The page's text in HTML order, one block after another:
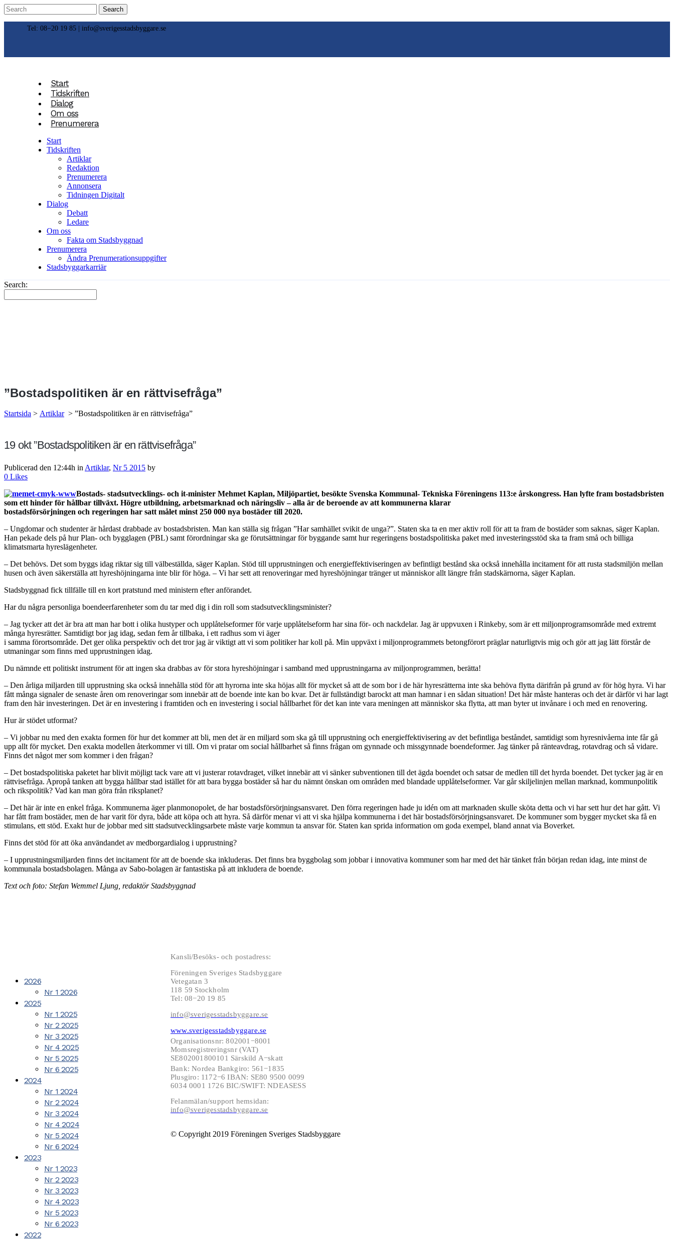
Tel: 08−20 19 85 | info@sverigesstadsbyggare.se
Start
Tidskriften
Dialog
Om oss
Prenumerera
Start
Tidskriften
Artiklar
Redaktion
Prenumerera
Annonsera
Tidningen Digitalt
Dialog
Debatt
Ledare
Om oss
Fakta om Stadsbyggnad
Prenumerera
Ändra Prenumerationsuppgifter
Stadsbyggarkarriär
Search:
”Bostadspolitiken är en rättvisefråga”
Startsida > Artiklar > ”Bostadspolitiken är en rättvisefråga”
19 okt”Bostadspolitiken är en rättvisefråga”
Publicerad den 12:44h in Artiklar, Nr 5 2015 by
0 Likes
Bostads- stadsutvecklings- och it-minister Mehmet Kaplan, Miljöpartiet, besökte Svenska Kommunal- Tekniska Föreningens 113:e årskongress. Han lyfte fram bostadsbristen
som ett hinder för hållbar tillväxt. Högre utbildning, arbetsmarknad och näringsliv – alla är de beroende av att kommunerna klarar
bostadsförsörjningen och regeringen har satt målet minst 250 000 nya bostäder till 2020.
– Ungdomar och studenter är hårdast drabbade av bostadsbristen. Man kan ställa sig frågan ”Har samhället svikit de unga?”. Staten ska ta en mer aktiv roll för att ta fram de bostäder som saknas, säger Kaplan.
Han pekade dels på hur Plan- och bygglagen (PBL) samt förordningar ska ge förutsättningar för byggande samt hur regeringens bostadspolitiska paket med investeringsstöd ska ta fram små och billiga
klimatsmarta hyreslägenheter.
– Det behövs. Det som byggs idag riktar sig till välbeställda, säger Kaplan. Stöd till upprustningen och energieffektiviseringen av befintligt bestånd ska också innehålla incitament för att rusta stadsmiljön mellan
husen och även säkerställa att hyreshöjningarna inte blir för höga. – Vi har sett att renoveringar med hyreshöjningar tränger ut människor allt längre från stadskärnorna, säger Kaplan.
Stadsbyggnad fick tillfälle till en kort pratstund med ministern efter anförandet.
Har du några personliga boendeerfarenheter som du tar med dig i din roll som stadsutvecklingsminister?
– Jag tycker att det är bra att man har bott i olika hustyper och upplåtelseformer för varje upplåtelseform har sina för- och nackdelar. Jag är uppvuxen i Rinkeby, som är ett miljonprogramsområde med extremt
många hyresrätter. Samtidigt bor jag idag, sedan fem år tillbaka, i ett radhus som vi äger
i samma förortsområde. Det ger olika perspektiv och det tror jag är viktigt att vi som politiker har koll på. Min uppväxt i miljonprogrammets betongförort präglar naturligtvis mig och gör att jag lätt förstår de
utmaningar som finns med upprustningen idag.
Du nämnde ett politiskt instrument för att ingen ska drabbas av för stora hyreshöjningar i samband med upprustningarna av miljonprogrammen, berätta!
– Den årliga miljarden till upprustning ska också innehålla stöd för att hyrorna inte ska höjas allt för mycket så att de som bor i de här hyresrätterna inte ska behöva flytta därifrån på grund av för hög hyra. Vi har
fått många signaler de senaste åren om renoveringar som innebär att de boende inte kan bo kvar. Det är fullständigt barockt att man hamnar i en sådan situation! Det här måste hanteras och det är därför vi har lagt
fram den här investeringen. Det är en investering i framtiden och en investering i social hållbarhet för det kan inte vara meningen att människor ska flytta, att man byter ut invånare i och med en renovering.
Hur är stödet utformat?
– Vi jobbar nu med den exakta formen för hur det kommer att bli, men det är en miljard som ska gå till upprustning och energieffektivisering av det befintliga beståndet, samtidigt som hyresnivåerna inte får gå
upp allt för mycket. Den exakta modellen återkommer vi till. Om vi pratar om social hållbarhet så finns frågan om gynnade och missgynnade boendeformer. Jag tänker på ränteavdrag, rotavdrag och så vidare.
Finns det något mer som kommer i den frågan?
– Det bostadspolitiska paketet har blivit möjligt tack vare att vi justerar rotavdraget, vilket innebär att vi sänker subventionen till det ägda boendet och satsar de medlen till det hyrda boendet. Det tycker jag är en
rättvisefråga. Apropå tanken att bygga hållbar stad istället för att bara bygga bostäder så har du nämnt önskan om områden med blandade upplåtelseformer. Var går skiljelinjen mellan marknad, kommunpolitik
och rikspolitik? Vad kan man göra från riksplanet?
– Det här är inte en enkel fråga. Kommunerna äger planmonopolet, de har bostadsförsörjningsansvaret. Den förra regeringen hade ju idén om att marknaden skulle sköta detta och vi har sett hur det har gått. Vi
har fått fram bostäder, men de har varit för dyra, både att köpa och att hyra. Så därför menar vi att vi ska hjälpa kommunerna i det här bostadsförsörjningsansvaret. De kommuner som bygger mycket ska få en
stimulans, ett stöd. Exakt hur de jobbar med sitt stadsutvecklingsarbete måste varje kommun ta ansvar för. Staten kan sprida information om goda exempel, bland annat via Boverket.
Finns det stöd för att öka användandet av medborgardialog i upprustning?
– I upprustningsmiljarden finns det incitament för att de boende ska inkluderas. Det finns bra byggbolag som jobbar i innovativa kommuner som har med det här tänket från början redan idag, inte minst de
kommunala bostadsbolagen. Många av Sabo-bolagen är fantastiska på att inkludera de boende.
Text och foto: Stefan Wemmel Ljung, redaktör Stadsbyggnad
2026
Nr 1 2026
2025
Nr 1 2025
Nr 2 2025
Nr 3 2025
Nr 4 2025
Nr 5 2025
Nr 6 2025
2024
Nr 1 2024
Nr 2 2024
Nr 3 2024
Nr 4 2024
Nr 5 2024
Nr 6 2024
2023
Nr 1 2023
Nr 2 2023
Nr 3 2023
Nr 4 2023
Nr 5 2023
Nr 6 2023
2022
Kansli/Besöks- och postadress:
Föreningen Sveriges Stadsbyggare
Vetegatan 3
118 59 Stockholm
Tel: 08−20 19 85
info@sverigesstadsbyggare.se
www.sverigesstadsbyggare.se
Organisationsnr: 802001−8001
Momsregistreringsnr (VAT)
SE802001800101 Särskild A−skatt
Bank: Nordea Bankgiro: 561−1835
Plusgiro: 1172−6 IBAN: SE80 9500 0099
6034 0001 1726 BIC/SWIFT: NDEASESS
Felanmälan/support hemsidan:
info@sverigesstadsbyggare.se
© Copyright 2019 Föreningen Sveriges Stadsbyggare